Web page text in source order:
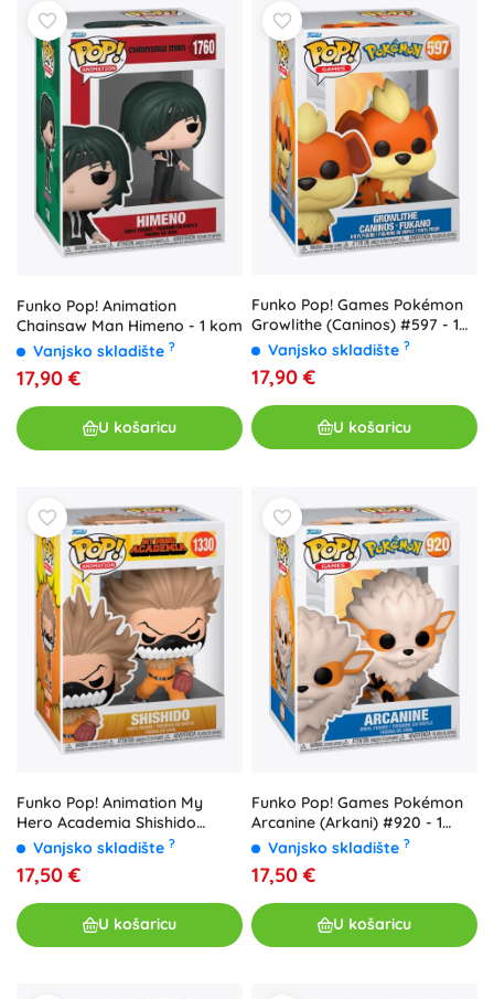
Funko Pop! Animation
Chainsaw Man Himeno - 1 kom
Vanjsko skladište ?
17,90 €
U košaricu
Funko Pop! Games Pokémon
Growlithe (Caninos) #597 - 1
komad
Vanjsko skladište ?
17,90 €
U košaricu
Funko Pop! Animation My
Hero Academia Shishido
(baseball) - 1 komad
Vanjsko skladište ?
17,50 €
U košaricu
Funko Pop! Games Pokémon
Arcanine (Arkani) #920 - 1
komad
Vanjsko skladište ?
17,50 €
U košaricu